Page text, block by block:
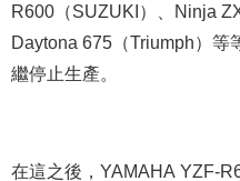
R600（SUZUKI）、Ninja
Daytona 675（Triumph）等
繼停止生產。
在這之後，YAMAHA YZF-